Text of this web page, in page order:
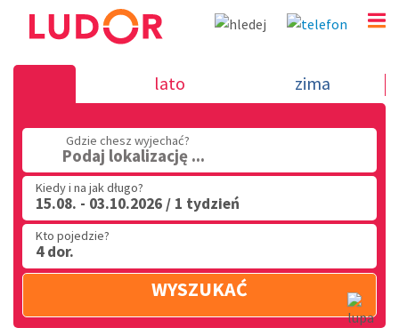
Hotel Busignani *** - Rimini - Rivabella - Emilia
lato zima
Gdzie chesz wyjechać?
Podaj lokalizację ...
Kiedy i na jak długo?
15.08. - 03.10.2026 / 1 tydzień
Kto pojedzie?
4 dor.
WYSZUKAĆ